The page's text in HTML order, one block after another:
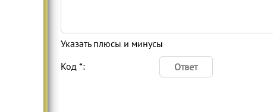
Указать плюсы и минусы
Код *: